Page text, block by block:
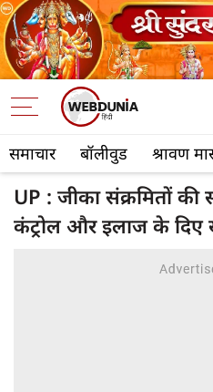
समाचार बॉलीवुड श्रावण
UP : जीका संक्रमितों की
कंट्रोल और इलाज के दिए